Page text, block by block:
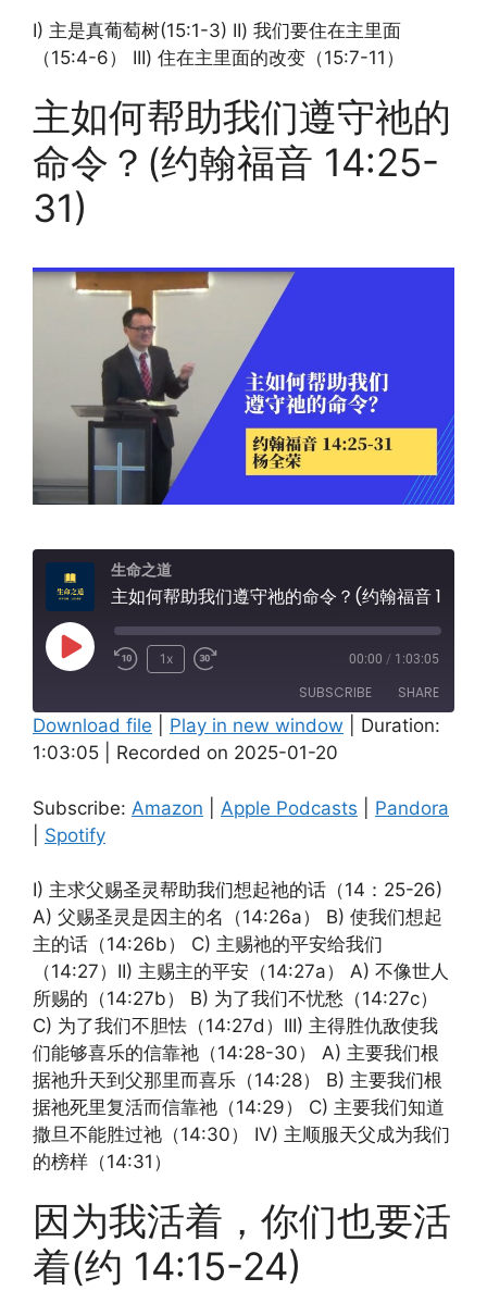
I) 主是真葡萄树(15:1-3) II) 我们要住在主里面
（15:4-6） III) 住在主里面的改变（15:7-11）
主如何帮助我们遵守祂的
命令？(约翰福音 14:25-
31)
生命之道
Play
1x 00:00 / 1:03:05
SUBSCRIBE SHARE
Amazon Apple Podcasts
RSS FEED
SHARE
LINK
EMBED
Download file Play in new window
Duration:
1:03:05
Recorded on 2025-01-20
Subscribe: Amazon Apple Podcasts
Pandora
Spotify
I) 主求父赐圣灵帮助我们想起祂的话（14：25-26)
A) 父赐圣灵是因主的名（14:26a） B) 使我们想起
主的话（14:26b） C) 主赐祂的平安给我们
（14:27）II) 主赐主的平安（14:27a） A) 不像世人
所赐的（14:27b） B) 为了我们不忧愁（14:27c）
C) 为了我们不胆怯（14:27d）III) 主得胜仇敌使我
们能够喜乐的信靠祂（14:28-30） A) 主要我们根
据祂升天到父那里而喜乐（14:28） B) 主要我们根
据祂死里复活而信靠祂（14:29） C) 主要我们知道
撒旦不能胜过祂（14:30） IV) 主顺服天父成为我们
的榜样（14:31）
因为我活着，你们也要活
着(约 14:15-24)